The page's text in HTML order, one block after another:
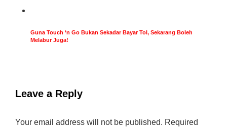
Guna Touch ‘n Go Bukan Sekadar Bayar Tol, Sekarang Boleh
Melabur Juga!
Leave a Reply
Your email address will not be published. Required